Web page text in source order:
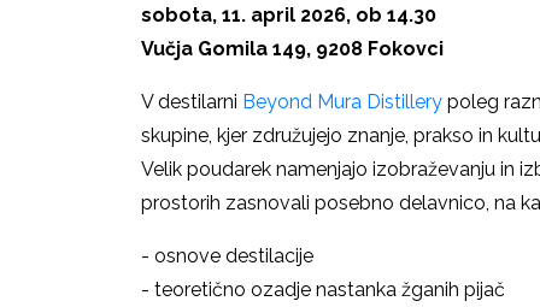
sobota, 11. april 2026, ob 14.30
Vučja Gomila 149, 9208 Fokovci
V destilarni Beyond Mura Distillery poleg
skupine, kjer združujejo znanje, prakso in
Velik poudarek namenjajo izobraževanju in
prostorih zasnovali posebno delavnico, na
- osnove destilacije
- teoretično ozadje nastanka žganih pijač